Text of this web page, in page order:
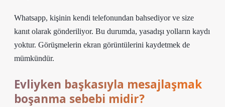
Whatsapp, kişinin kendi telefonundan bahsediyor ve size
kanıt olarak gönderiliyor. Bu durumda, yasadışı yolların kaydı
yoktur. Görüşmelerin ekran görüntülerini kaydetmek de
mümkündür.
Evliyken başkasıyla mesajlaşmak
boşanma sebebi midir?